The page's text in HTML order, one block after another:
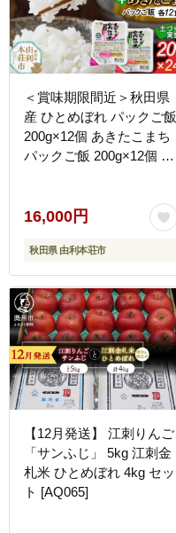
＜賞味期限間近＞秋田県
産 ひとめぼれ パックご飯
200g×12個 あきたこまち
パックご飯 200g×12個 計
精米 ブランド米 食卓 パ
ックご飯 レトルト 簡単
レンジ 秋田県産 秋田県
由利本荘市]
16,000円
秋田県 由利本荘市
【12月発送】 江刺りんご
「サンふじ」 5kg 江刺金
札米 ひとめぼれ 4kg セッ
ト [AQ065]